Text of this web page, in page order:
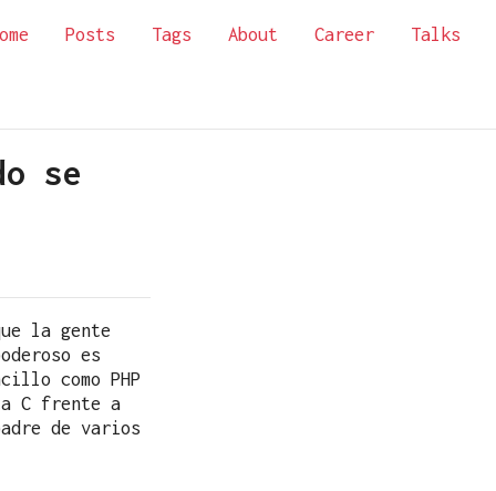
Posts Tags About Career Talks
se
la gente
es
como PHP
C frente a
de varios